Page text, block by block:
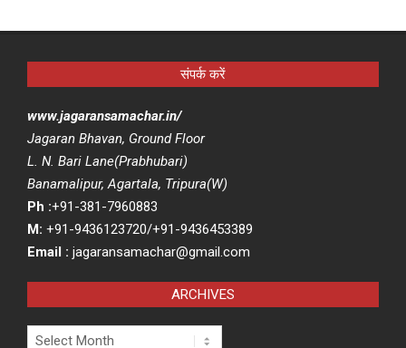
संपर्क करें
www.jagaransamachar.in/
Jagaran Bhavan, Ground Floor
L. N. Bari Lane(Prabhubari)
Banamalipur, Agartala, Tripura(W)
Ph :+91-381-7960883
M: +91-9436123720/+91-9436453389
Email : jagaransamachar@gmail.com
ARCHIVES
Archives